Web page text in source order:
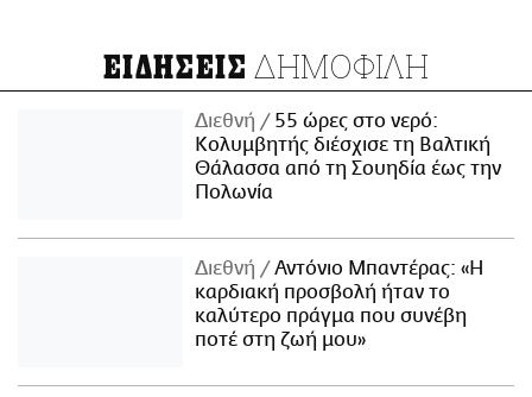
ΕΙΔΗΣΕΙΣ ΔΗΜΟΦΙΛΗ
Διεθνή
55 ώρες στο νερό:
Κολυμβητής διέσχισε τη Βαλτική
Θάλασσα από τη Σουηδία έως την
Πολωνία
Διεθνή
Αντόνιο Μπαντέρας: «Η
καρδιακή προσβολή ήταν το
καλύτερο πράγμα που συνέβη
ποτέ στη ζωή μου»